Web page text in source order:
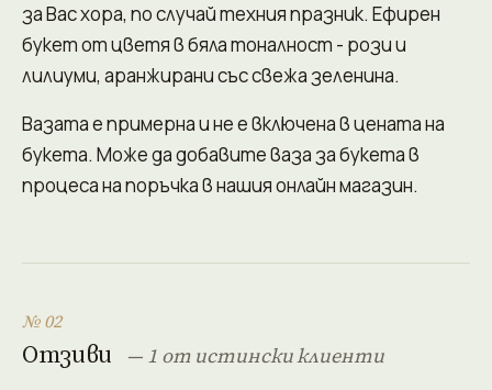
за Вас хора, по случай техния празник. Ефирен
букет от цветя в бяла тоналност - рози и
лилиуми, аранжирани със свежа зеленина.
Вазата е примерна и не е включена в цената на
букета. Може да добавите ваза за букета в
процеса на поръчка в нашия онлайн магазин.
№ 02
Отзиви — 1 от истински клиенти